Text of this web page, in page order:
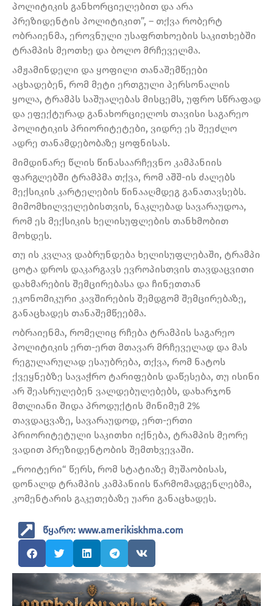
პოლიტიკის განხორციელებით და არა
პრეზიდენტის პოლიტიკით”, – თქვა რობერტ
ობრაიენმა, ეროვნული უსაფრთხოების საკითხებში
ტრამპის მეოთხე და ბოლო მრჩეველმა.
ამჟამინდელი და ყოფილი თანაშემწეები
აცხადებენ, რომ მეტი ერთგული პერსონალის
ყოლა, ტრამპს საშუალებას მისცემს, უფრო სწრაფად
და ეფექტურად განახორციელოს თავისი საგარეო
პოლიტიკის პრიორიტეტები, ვიდრე ეს შეეძლო
ადრე თანამდებობაზე ყოფნისას.
მიმდინარე წლის წინასაარჩევნო კამპანიის
ფარგლებში ტრამპმა თქვა, რომ აშშ-ის ძალებს
მექსიკის კარტელების წინააღმდეგ განათავსებს.
მიმომხილველებისთვის, ნაკლებად სავარაუდოა,
რომ ეს მექსიკის ხელისუფლების თანხმობით
მოხდეს.
თუ ის კვლავ დაბრუნდება ხელისუფლებაში, ტრამპი
ცოტა დროს დაკარგავს ევროპისთვის თავდაცვითი
დახმარების შემცირებასა და ჩინეთთან
ეკონომიკური კავშირების შემდგომ შემცირებაზე,
განაცხადეს თანაშემწეებმა.
ობრაიენმა, რომელიც რჩება ტრამპის საგარეო
პოლიტიკის ერთ-ერთ მთავარ მრჩეველად და მას
რეგულარულად ესაუბრება, თქვა, რომ ნატოს
ქვეყნებზე სავაჭრო ტარიფების დაწესება, თუ ისინი
არ შეასრულებენ ვალდებულებებს, დახარჯონ
მთლიანი შიდა პროდუქტის მინიმუმ 2%
თავდაცვაზე, სავარაუდოდ, ერთ-ერთი
პრიორიტეტული საკითხი იქნება, ტრამპის მეორე
ვადით პრეზიდენტობის შემთხვევაში.
„როიტერი“ წერს, რომ სტატიაზე მუშაობისას,
დონალდ ტრამპის კამპანიის წარმომადგენლებმა,
კომენტარის გაკეთებაზე უარი განაცხადეს.
წყარო: www.amerikiskhma.com